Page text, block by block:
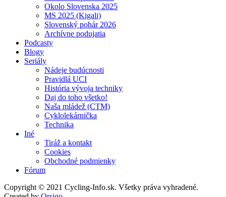
Okolo Slovenska 2025
MS 2025 (Kigali)
Slovenský pohár 2026
Archívne podujatia
Podcasty
Blogy
Seriály
Nádeje budúcnosti
Pravidlá UCI
História vývoja techniky
Daj do toho všetko!
Naša mládež (CTM)
Cyklolekárnička
Technika
Iné
Tiráž a kontakt
Cookies
Obchodné podmienky
Fórum
Copyright © 2021 Cycling-Info.sk. Všetky práva vyhradené.